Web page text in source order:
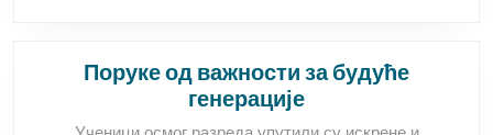
Поруке од важности за будуће
генерацијеПоруке
од